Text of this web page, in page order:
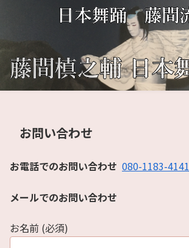
お問い合わせ
お電話でのお問い合わせ 080-1183-4141
メールでのお問い合わせ
お名前 (必須)